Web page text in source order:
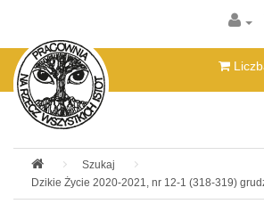
Kategorie
Szukaj
Dzikie Życie 2020-2021, nr 12-1 (318-319)